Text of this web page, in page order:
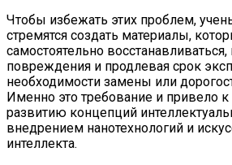
Чтобы избежать этих проблем,
стремятся создать материалы,
самостоятельно
повреждения и продлевая срок
необходимости замены или
Именно это требование и привело
развитию концепций
внедрением нанотехнологий и
интеллекта.